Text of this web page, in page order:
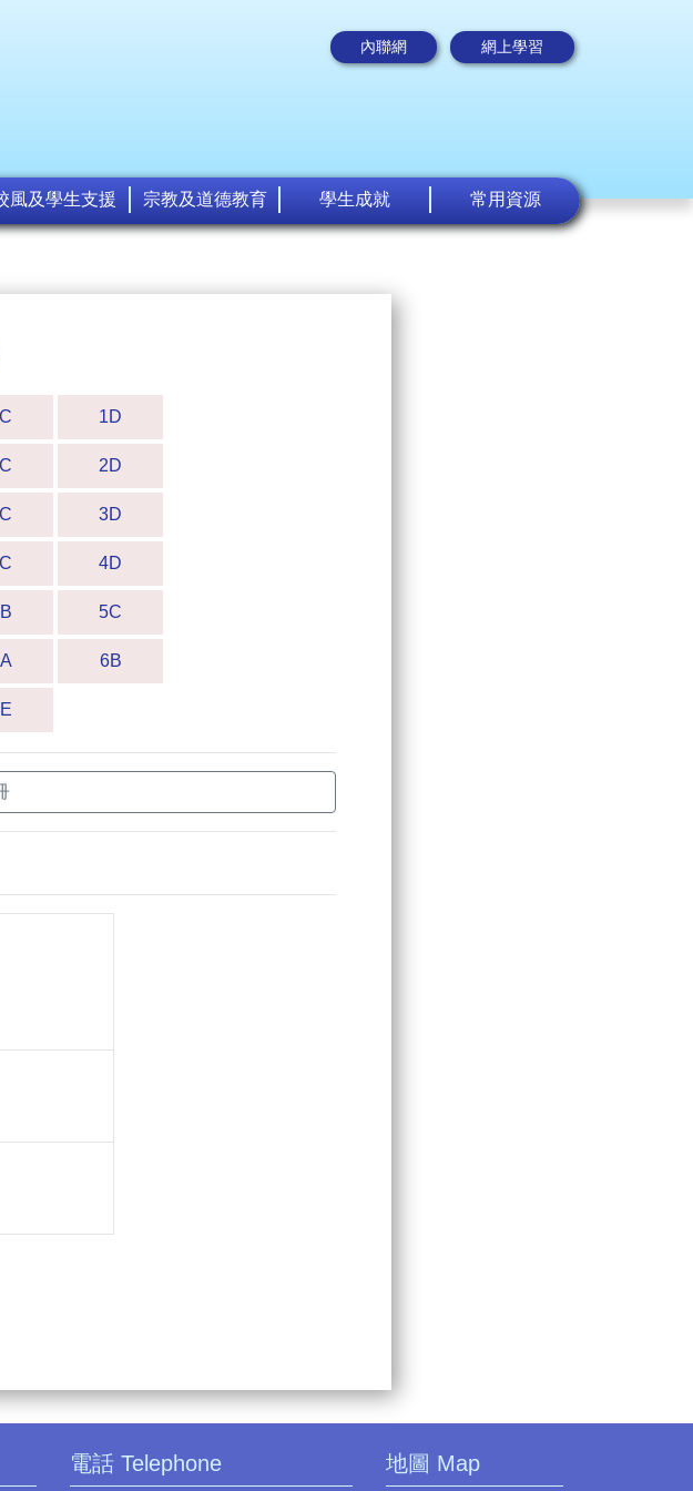
內聯網 網上學習
風及學生支援 宗教及道德教育 學生成就 常用資源
1D
2D
3D
4D
5C
6B
電話 Telephone 地圖 Map